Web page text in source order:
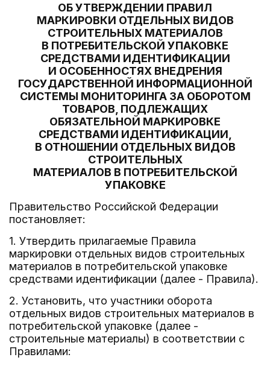
ОБ УТВЕРЖДЕНИИ ПРАВИЛ
МАРКИРОВКИ ОТДЕЛЬНЫХ ВИДОВ
СТРОИТЕЛЬНЫХ МАТЕРИАЛОВ
В ПОТРЕБИТЕЛЬСКОЙ УПАКОВКЕ
СРЕДСТВАМИ ИДЕНТИФИКАЦИИ
И ОСОБЕННОСТЯХ ВНЕДРЕНИЯ
ГОСУДАРСТВЕННОЙ ИНФОРМАЦИОННОЙ
СИСТЕМЫ МОНИТОРИНГА ЗА ОБОРОТОМ
ТОВАРОВ, ПОДЛЕЖАЩИХ
ОБЯЗАТЕЛЬНОЙ МАРКИРОВКЕ
СРЕДСТВАМИ ИДЕНТИФИКАЦИИ,
В ОТНОШЕНИИ ОТДЕЛЬНЫХ ВИДОВ
СТРОИТЕЛЬНЫХ
МАТЕРИАЛОВ В ПОТРЕБИТЕЛЬСКОЙ
УПАКОВКЕ
Правительство Российской Федерации
постановляет:
1. Утвердить прилагаемые Правила
маркировки отдельных видов строительных
материалов в потребительской упаковке
средствами идентификации (далее - Правила).
2. Установить, что участники оборота
отдельных видов строительных материалов в
потребительской упаковке (далее -
строительные материалы) в соответствии с
Правилами: